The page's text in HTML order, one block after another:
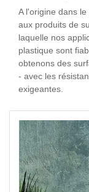
A l'origine dans
aux produits de
laquelle nos
plastique sont
obtenons des
- avec les
exigeantes.